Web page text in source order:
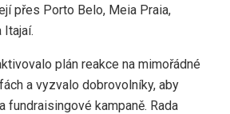
přes Porto Belo, Meia Praia,
Itajaí.
plán reakce na mimořádné
a vyzvalo dobrovolníky, aby
fundraisingové kampaně. Rada